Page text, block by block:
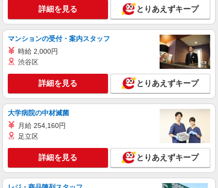
+゜・。○。・゜+゜・。○。・゜+゜ 入社祝い金10
万円支給(規定有) お友達を紹介頂くと, インセンテ
ィブ支給(規定有) ★月2回払い・週払い可能（規程
有）★ ゜・。○。・゜+゜・。○。・゜+゜
福岡県福岡市博多区の家電量販店
キープ 詳細を見る
派遣社員 紹介予定派遣
株式会社シエロ
携帯販売スタッフ【docomo】
時給1400円〜1500円（経験・能力による） ※
残業代支給 ★交通費別途支給（規定あり） ゜
+゜・。○。・゜+゜・。○。・゜+゜ 入社祝い金10
万円支給(規定有) お友達を紹介頂くと, インセンテ
有）★ ゜・。○。・゜+゜・。○。・゜+゜
福岡県福岡市博多区の家電量販店
キープ 詳細を見る
派遣社員 紹介予定派遣
株式会社シエロ
【softbank】の携帯販売スタッフ
月給200000円〜273100円（経験・能力によ
詳細を見る とりあえずキープ
マンションの受付・案内スタッフ
時給 2,000円
渋谷区
詳細を見る とりあえずキープ
大学病院の中材滅菌
月給 254,160円
足立区
詳細を見る とりあえずキープ